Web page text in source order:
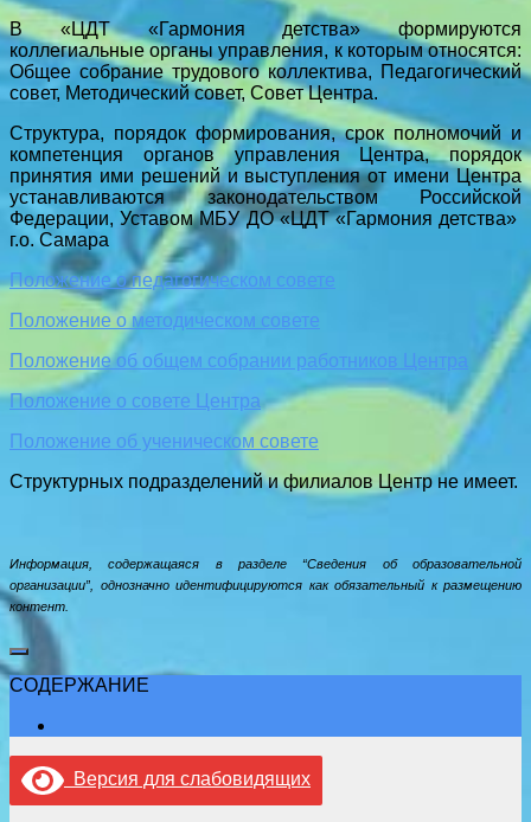
В «ЦДТ «Гармония детства» формируются
коллегиальные органы управления, к которым относятся:
Общее собрание трудового коллектива, Педагогический
совет, Методический совет, Совет Центра.
Структура, порядок формирования, срок полномочий и
компетенция органов управления Центра, порядок
принятия ими решений и выступления от имени Центра
устанавливаются законодательством Российской
Федерации, Уставом МБУ ДО «ЦДТ «Гармония детства»
г.о. Самара
Положение о педагогическом совете
Положение о методическом совете
Положение об общем собрании работников Центра
Положение о совете Центра
Положение об ученическом совете
Структурных подразделений и филиалов Центр не имеет.
Информация, содержащаяся в разделе “Сведения об образовательной
организации”, однозначно идентифицируются как обязательный к размещению
контент.
СОДЕРЖАНИЕ
Версия для слабовидящих